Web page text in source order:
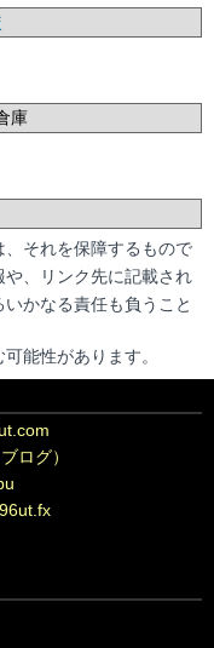
庫
それを保障するもので
、リンク先に記載され
かなる責任も負うこと
能性があります。
ログ）